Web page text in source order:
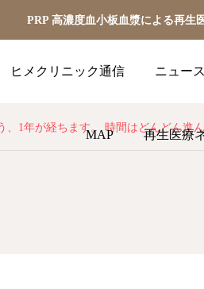
PRP 高濃度血小板血漿による再生
ヒメクリニック通信 ニュース
MAP 再生医療
、1年が経ちます。 時間はどんどん進